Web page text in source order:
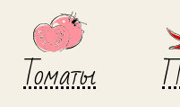
Томаты